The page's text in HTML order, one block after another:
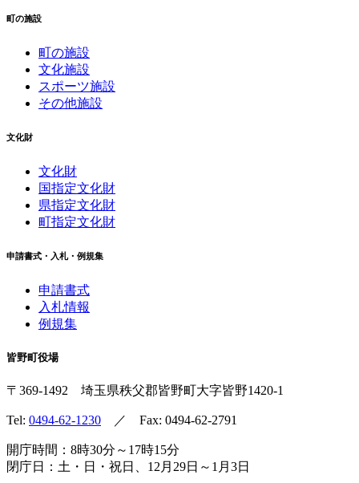
町の施設
町の施設
文化施設
スポーツ施設
その他施設
文化財
文化財
国指定文化財
県指定文化財
町指定文化財
申請書式・入札・例規集
申請書式
入札情報
例規集
皆野町役場
〒369-1492 埼玉県秩父郡皆野町 大字皆野1420-1
Tel: 0494-62-1230 ／ Fax: 0494-62-2791
開庁時間：8時30分～17時15分
閉庁日：土・日・祝日、12月29日～1月3日